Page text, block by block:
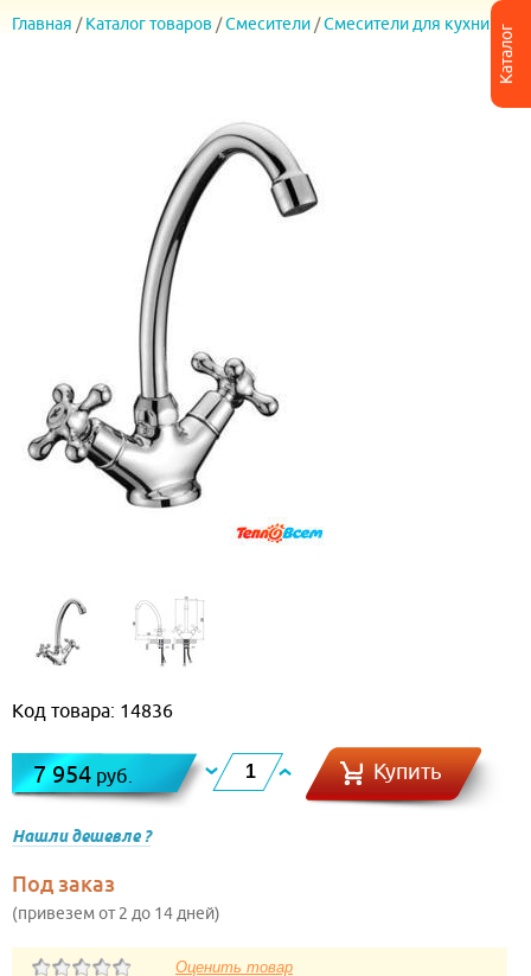
Каталог
Главная / Каталог товаров /Смесители /Смесители для кухни
Код товара: 14836
7 954 руб. Купить
Нашли дешевле ?
Под заказ
(привезем от 2 до 14 дней)